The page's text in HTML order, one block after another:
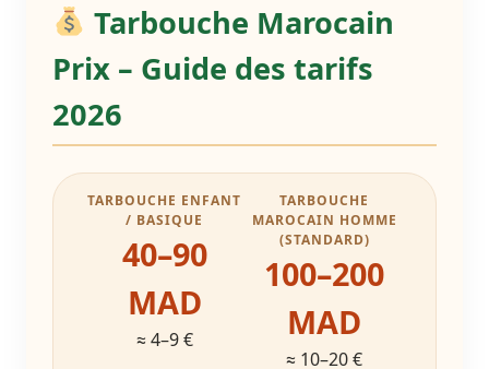
Tarbouche Marocain
Prix – Guide des tarifs
2026
TARBOUCHE ENFANT
/ BASIQUE
40–90
MAD
≈ 4–9 €
TARBOUCHE
MAROCAIN HOMME
(STANDARD)
100–200
MAD
≈ 10–20 €